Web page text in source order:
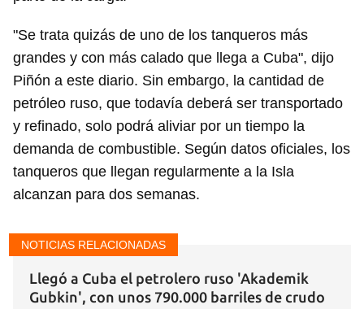
Guardar como favorito
Para poder guardar como favorito, primero has de
iniciar sesión con tu cuenta de 14ymedio.
"Se trata quizás de uno de los tanqueros más
grandes y con más calado que llega a Cuba", dijo
Piñón a este diario. Sin embargo, la cantidad de
petróleo ruso, que todavía deberá ser transportado
y refinado, solo podrá aliviar por un tiempo la
demanda de combustible. Según datos oficiales, los
tanqueros que llegan regularmente a la Isla
alcanzan para dos semanas.
NOTICIAS RELACIONADAS
Llegó a Cuba el petrolero ruso 'Akademik
Gubkin', con unos 790.000 barriles de crudo